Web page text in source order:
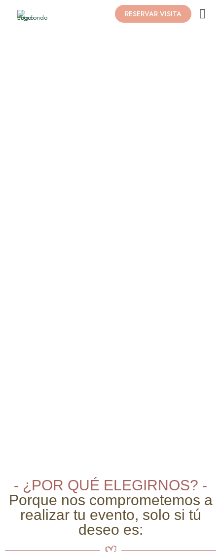
RESERVAR VISITA
- ¿POR QUÉ ELEGIRNOS? -
Porque nos comprometemos a
realizar tu evento, solo si tú
deseo es: